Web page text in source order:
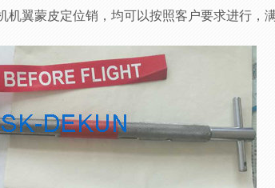
机翼蒙皮定位销，均可以按照客户要求进行，